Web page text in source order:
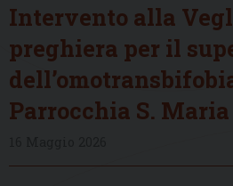
Intervento alla
preghiera per il
Parrocchia S.